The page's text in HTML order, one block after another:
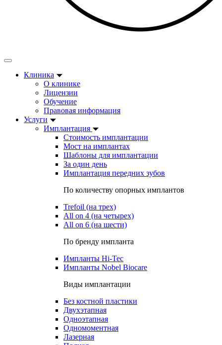
Клиника
О клинике
Лицензии
Обучение
Правовая информация
Услуги
Имплантация
Стоимость имплантации
Мост на имплантах
Шаблоны для имплантации
За один день
Имплантация передних зубов
По количеству опорных имплантов
Trefoil (на трех)
All on 4 (на четырех)
All on 6 (на шести)
По бренду импланта
Импланты Hi-Tec
Импланты Nobel Biocare
Виды имплантации
Без костной пластики
Двухэтапная
Одноэтапная
Одномоментная
Лазерная